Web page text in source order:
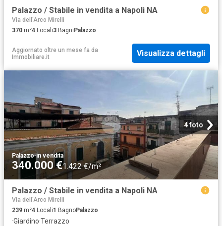
Palazzo / Stabile in vendita a Napoli NA
Via dell'Arco Mirelli
370 m²4 Locali3 BagniPalazzo
Aggiornato oltre un mese fa da
Immobiliare.it
Visualizza dettagli
4 foto
Palazzo·in vendita
340.000 €1.422 €/m²
Palazzo / Stabile in vendita a Napoli NA
Via dell'Arco Mirelli
239 m²4 Locali1 BagnoPalazzo
·Giardino·Terrazzo